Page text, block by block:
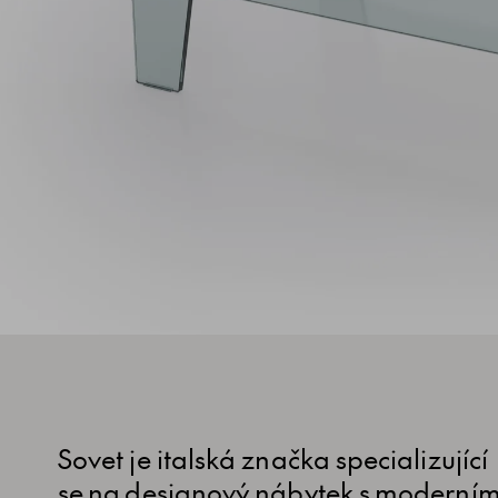
Sovet je italská značka specializující